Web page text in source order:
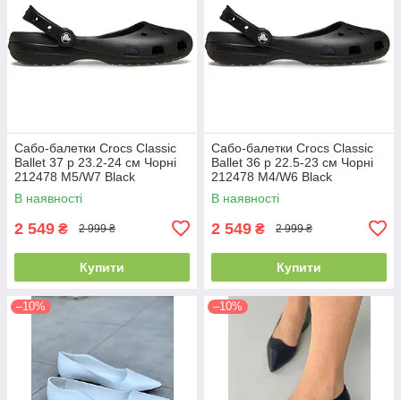
Сабо-балетки Crocs Classic
Ballet 37 р 23.2-24 см Чорні
212478 M5/W7 Black
В наявності
2 549 ₴ 2 999 ₴
Купити
Сабо-балетки Crocs Classic
Ballet 36 р 22.5-23 см Чорні
212478 M4/W6 Black
В наявності
2 549 ₴ 2 999 ₴
Купити
–10% –10%